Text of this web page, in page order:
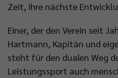
Zeit, ihre nächste
Einer, der den Verein seit
Hartmann, Kapitän und
steht für den dualen Weg
Leistungssport auch